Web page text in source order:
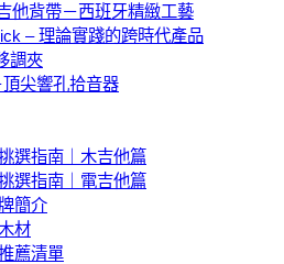
他背帶－西班牙精緻工藝
– 理論實踐的跨時代產品
調夾
頂尖響孔拾音器
選指南｜木吉他篇
選指南｜電吉他篇
簡介
材
薦清單